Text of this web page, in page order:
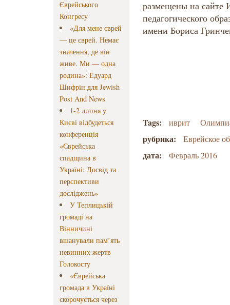
Єврейського
Конгресу
«Для мене єврей
— це єврей. Немає
значення, де він
живе. Ми — одна
родина»: Едуард
Шифрін для Jewish
Post And News
1-2 липня у
Києві відбудеться
конференція
«Єврейська
спадщина в
Україні: Досвід та
перспективи
досліджень»
У Теплицькій
громаді на
Вінничині
вшанували пам’ять
невинних жертв
Голокосту
«Єврейська
громада в Україні
скорочується через
размещены на сайте
педагогического
имени Бориса
Tags: иврит
рубрика: Еврейское
дата: Февраль 2016